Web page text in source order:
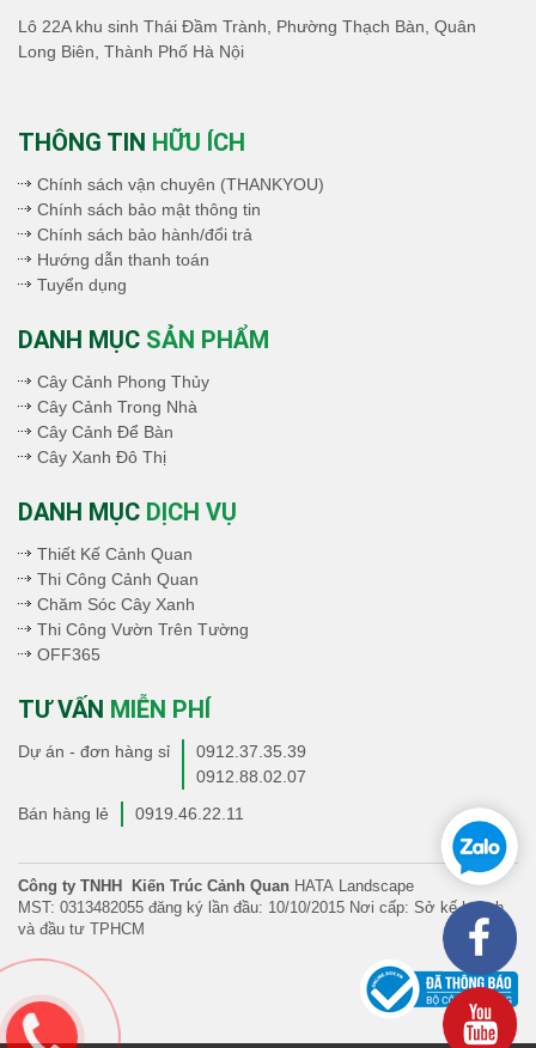
Lô 22A khu sinh Thái Đầm Trành, Phường Thạch Bàn, Quân
Long Biên, Thành Phố Hà Nội
THÔNG TIN HỮU ÍCH
Chính sách vận chuyên (THANKYOU)
Chính sách bảo mật thông tin
Chính sách bảo hành/đổi trả
Hướng dẫn thanh toán
Tuyển dụng
DANH MỤC SẢN PHẨM
Cây Cảnh Phong Thủy
Cây Cảnh Trong Nhà
Cây Cảnh Để Bàn
Cây Xanh Đô Thị
DANH MỤC DỊCH VỤ
Thiết Kế Cảnh Quan
Thi Công Cảnh Quan
Chăm Sóc Cây Xanh
Thi Công Vườn Trên Tường
OFF365
TƯ VẤN MIỄN PHÍ
Dự án - đơn hàng sỉ
0912.37.35.39
0912.88.02.07
Bán hàng lẻ
0919.46.22.11
Công ty TNHH Kiến Trúc Cảnh Quan HATA Landscape
MST: 0313482055 đăng ký lần đầu: 10/10/2015 Nơi cấp: Sở kế hoạch
và đầu tư TPHCM